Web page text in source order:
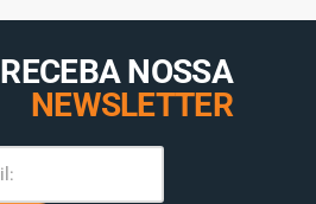
RECEBA NOSSA
NEWSLETTER